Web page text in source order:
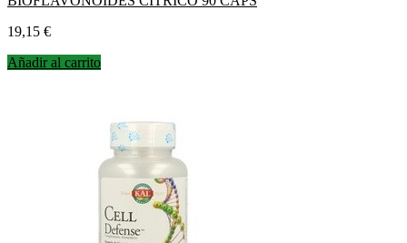
Precio
19,15 €
Añadir al carrito